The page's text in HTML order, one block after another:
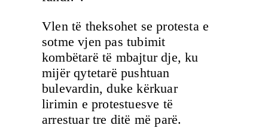
Vlen të theksohet se protesta e
sotme vjen pas tubimit
kombëtarë të mbajtur dje, ku
mijër qytetarë pushtuan
bulevardin, duke kërkuar
lirimin e protestuesve të
arrestuar tre ditë më parë.